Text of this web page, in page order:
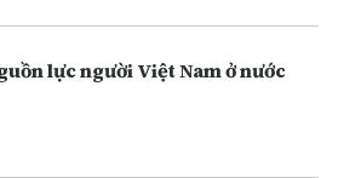
lực người Việt Nam ở nước